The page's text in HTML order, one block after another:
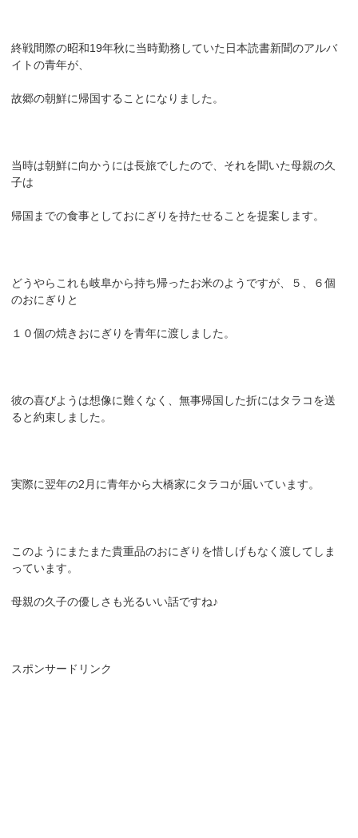
終戦間際の昭和19年秋に当時勤務していた日本読書新聞のアルバ
イトの青年が、
故郷の朝鮮に帰国することになりました。
当時は朝鮮に向かうには長旅でしたので、それを聞いた母親の久
子は
帰国までの食事としておにぎりを持たせることを提案します。
どうやらこれも岐阜から持ち帰ったお米のようですが、５、６個
のおにぎりと
１０個の焼きおにぎりを青年に渡しました。
彼の喜びようは想像に難くなく、無事帰国した折にはタラコを送
ると約束しました。
実際に翌年の2月に青年から大橋家にタラコが届いています。
このようにまたまた貴重品のおにぎりを惜しげもなく渡してしま
っています。
母親の久子の優しさも光るいい話ですね♪
スポンサードリンク